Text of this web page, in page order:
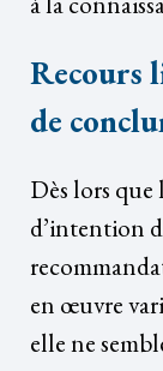
Recours
de
Dès lors
d’intention
en œuvre
elle ne